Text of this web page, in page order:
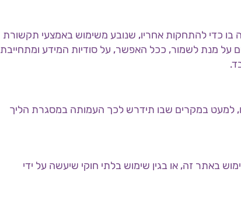
כדי להתחקות אחריו, שנובע משימוש באמצעי תקשורת
על מנת לשמור, ככל האפשר, על סודיות המידע ומתחייבת
למעט במקרים שבו תידרש לכך העמותה במסגרת הליך
באתר זה, או בגין שימוש בלתי חוקי שיעשה על ידי